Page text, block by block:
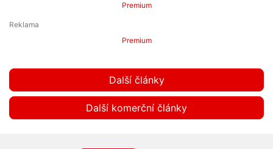
Premium
Premium
Další články
Další komerční články